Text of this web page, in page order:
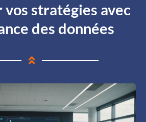
stratégies avec
des données